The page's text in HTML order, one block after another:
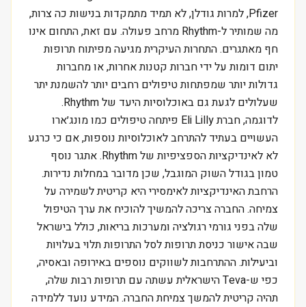
Pfizer, למרות גודלן, לא תמיד מתמקדות בנישות כה צרות,
מה שמותיר ל-Rhythm מרחב פעולה. עם זאת, התחום אינו
חף מאתגרים. התחרות העיקרית מגיעה מפיתוח תרופות
יתום דומות על ידי חברות קטנות אחרות, או מחברות
גדולות יותר שמפתחות טיפולים רחבים יותר להשמנת יתר
שעלולים לגעת גם באוכלוסיות היעד של Rhythm.
לדוגמה, חברת Eli Lilly פיתחה טיפולים כמו מונג׳ארו
העשויים בעתיד להתרחב לאוכלוסיות נוספות, אם כי כרגע
לא לאינדיקציות הספציפיות של Rhythm. אתגר נוסף
טמון בגודל השוק המוגבל, שכן מדובר במחלות נדירות.
הרחבת האינדיקציות לאימסירי היא קריטית לשמירה על
צמיחה. החברה צריכה להמשיך להוכיח את ערך הטיפול
שלה בפני גורמי רגולציה ומערכות בריאות, כולל בישראל
שבה אישור כניסת תרופות לסל התרופות תלוי בעלויות
וביעילות. ההתרחבות לשווקים נוספים באירופה ובאסיה,
כפי ש-Teva הישראלית עשתה עם תרופות רבות שלה,
תהיה קריטית להמשך צמיחת החברה. המידע נועד ללמידה